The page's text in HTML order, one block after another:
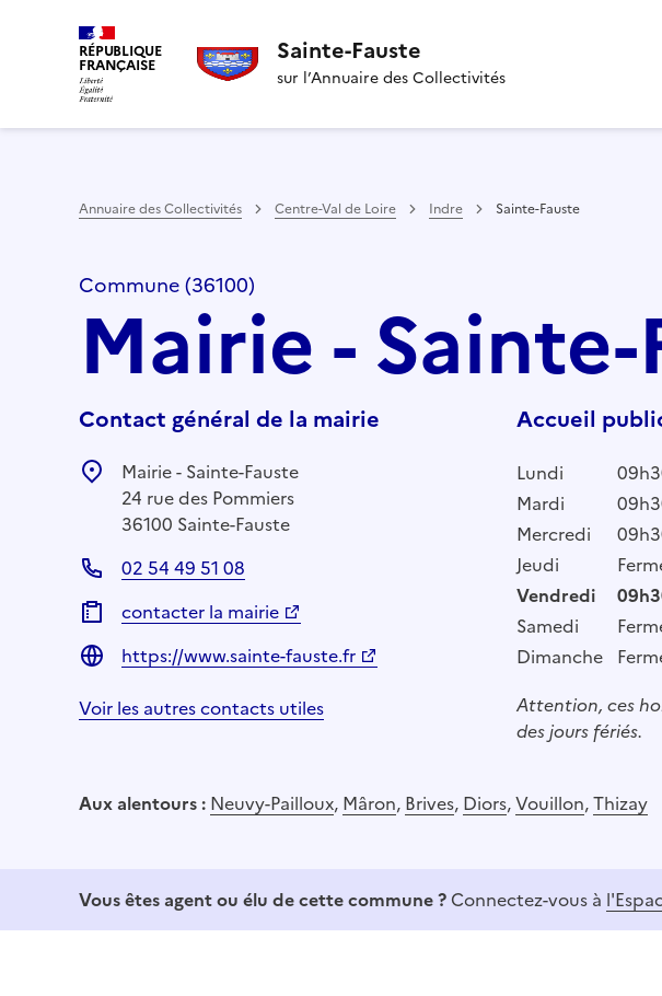
RÉPUBLIQUE
FRANÇAISE Sainte-Fauste
sur l’Annuaire des Collectivités
Annuaire des Collectivités Centre-Val de Loire Indre Sainte-Fauste
Commune (36100)
Mairie -
Contact général de la mairie
Mairie - Sainte-Fauste
24 rue des Pommiers
36100 Sainte-Fauste
02 54 49 51 08
contacter la mairie
https://www.sainte-fauste.fr
Voir les autres contacts utiles
Accueil
Lundi
Mardi
Mercredi
Jeudi
Vendredi
Samedi
Dimanche
Attention, ces
des jours fériés.
Aux alentours : Neuvy-Pailloux, Mâron, Brives, Diors,Vouillon,Thizay
Vous êtes agent ou élu de cette commune ? Connectez-vous à